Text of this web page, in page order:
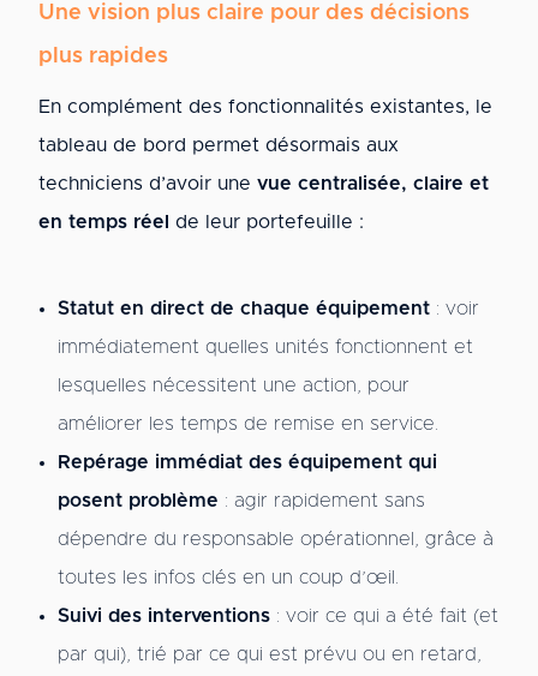
Une vision plus claire pour des décisions
plus rapides
En complément des fonctionnalités existantes, le
tableau de bord permet désormais aux
techniciens d’avoir une vue centralisée, claire et
en temps réel
de leur portefeuille :
Statut en direct de chaque équipement : voir
immédiatement quelles unités fonctionnent et
lesquelles nécessitent une action, pour
améliorer les temps de remise en service.
Repérage immédiat des équipement qui
posent problème : agir rapidement sans
dépendre du responsable opérationnel, grâce à
toutes les infos clés en un coup d’œil.
Suivi des interventions : voir ce qui a été fait (et
par qui), trié par ce qui est prévu ou en retard,